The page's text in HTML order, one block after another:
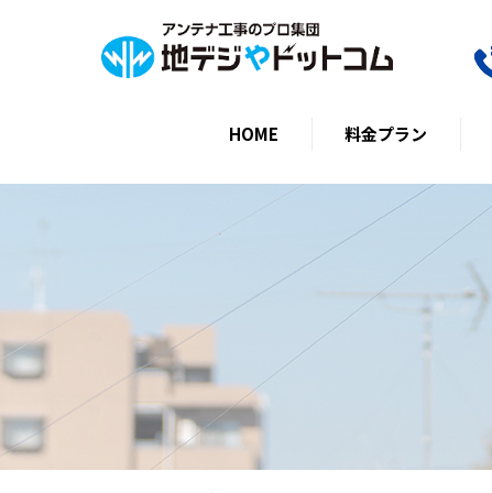
HOME 料金プラン